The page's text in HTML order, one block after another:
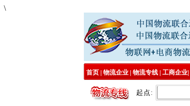
\
首页 | 物流企业 | 物流专线 | 工商企业|
起点: